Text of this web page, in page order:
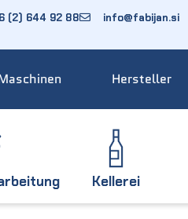
(2) 644 92 88
info@fabijan.si
Hersteller
Kellerei